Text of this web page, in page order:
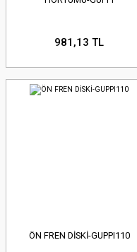
981,13 TL
ÖN FREN DİSKİ-GUPPI110